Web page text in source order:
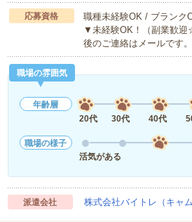
応募資格
職種未経験OK / ブランク
▼未経験OK！（副業歓
後のご連絡はメールです
職場の雰囲気
年齢層
20代
30代 40代
職場の様子
活気がある
派遣会社 株式会社バイトレ（キャ